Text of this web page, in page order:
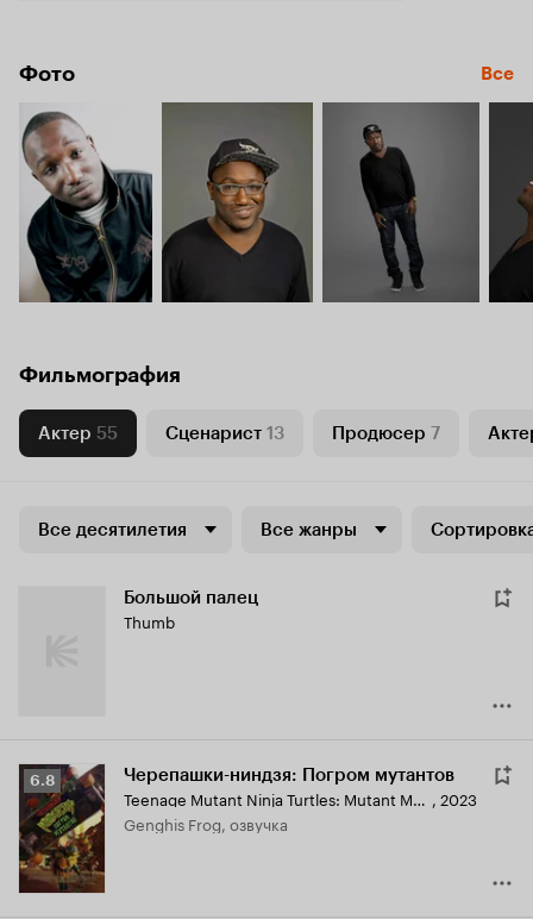
Фото Все
Фильмография
Актер 55 Сценарист 13 Продюсер 7
Все десятилетия Все жанры
Большой палец
Thumb
Рейтинг
Кинопоиска
6.8
6.8 Черепашки-ниндзя: Погром мутантов
Teenage Mutant Ninja Turtles: Mutant Mayhem , 2023
Genghis Frog, озвучка